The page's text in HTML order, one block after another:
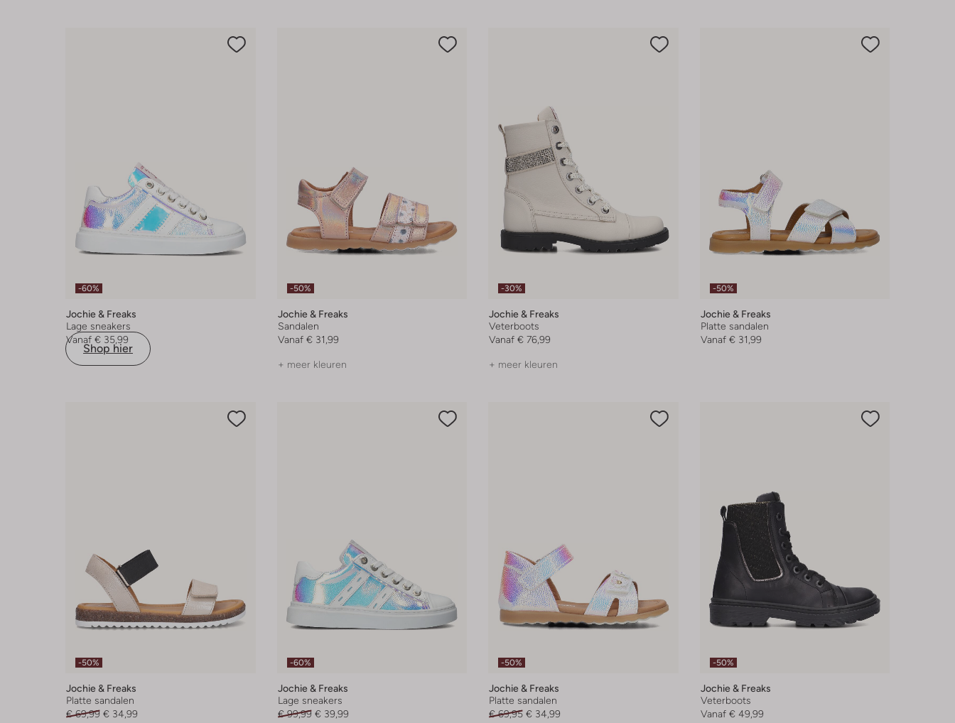
Shop hier
-60%
Jochie & Freaks
Lage sneakers
Vanaf € 35,99
-50%
Jochie & Freaks
Sandalen
Vanaf € 31,99
+ meer kleuren
-30%
Jochie & Freaks
Veterboots
Vanaf € 76,99
+ meer kleuren
-50%
Jochie & Freaks
Platte sandalen
Vanaf € 31,99
-50%
Jochie & Freaks
Platte sandalen
€ 69,99 € 34,99
-60%
Jochie & Freaks
Lage sneakers
€ 99,99 € 39,99
-50%
Jochie & Freaks
Platte sandalen
€ 69,95 € 34,99
-50%
Jochie & Freaks
Veterboots
Vanaf € 49,99